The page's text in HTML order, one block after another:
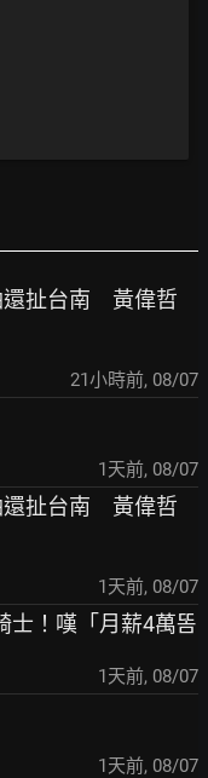
還扯台南 黃偉哲
21小時前, 08/07
1天前, 08/07
還扯台南 黃偉哲
1天前, 08/07
士！嘆「月薪4萬똠
1天前, 08/07
1天前, 08/07